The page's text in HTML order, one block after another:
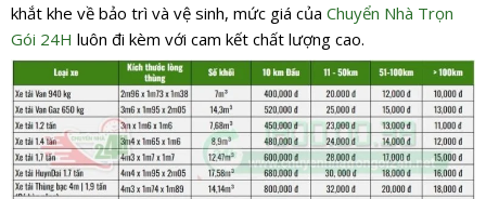
khắt khe về bảo trì và vệ sinh, mức giá của Chuyển Nhà Trọn
Gói 24H luôn đi kèm với cam kết chất lượng cao.